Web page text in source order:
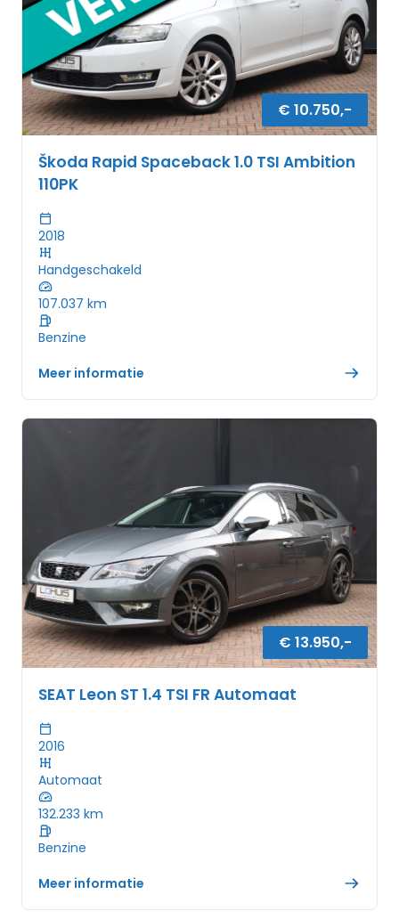
€10.750,-
Škoda Rapid Spaceback 1.0 TSI Ambition
110PK
2018
Handgeschakeld
107.037 km
Benzine
Meer informatie
€13.950,-
SEAT Leon ST 1.4 TSI FR Automaat
2016
Automaat
132.233 km
Benzine
Meer informatie